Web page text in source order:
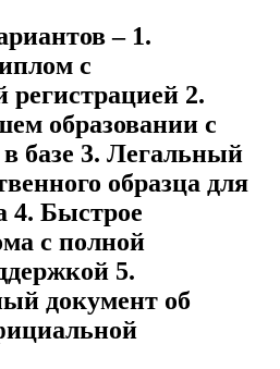
– 1.
с
регистрацией 2.
образовании с
базе 3. Легальный
образца для
4. Быстрое
с полной
5.
документ об